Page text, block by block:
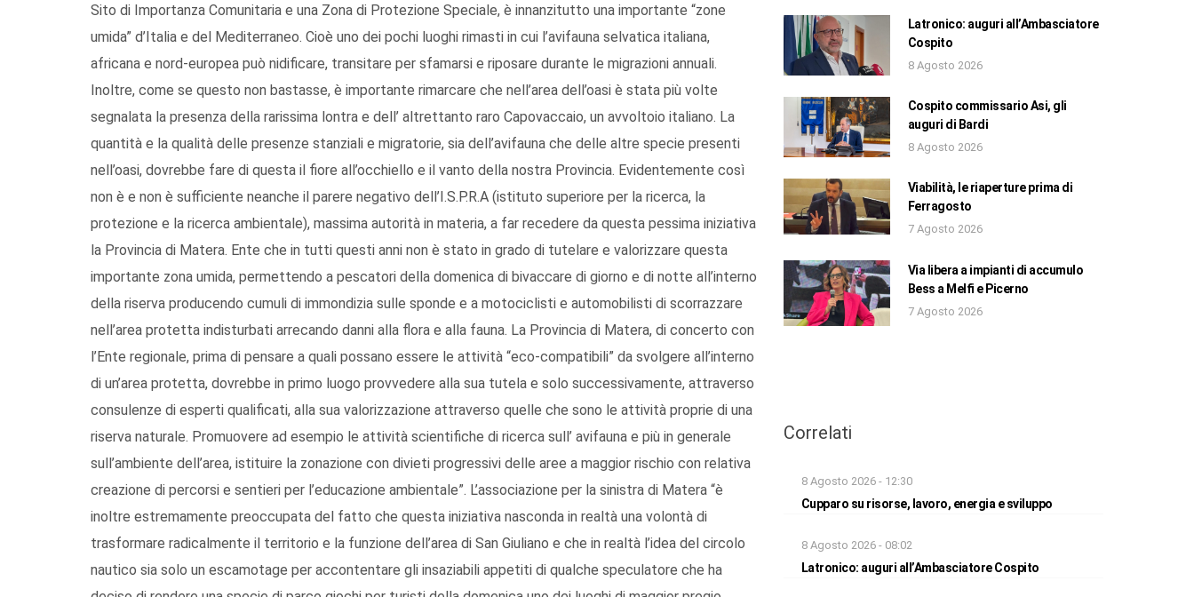
Sito di Importanza Comunitaria e una Zona di Protezione Speciale, è innanzitutto una importante “zone
umida” d’Italia e del Mediterraneo. Cioè uno dei pochi luoghi rimasti in cui l’avifauna selvatica italiana,
africana e nord-europea può nidificare, transitare per sfamarsi e riposare durante le migrazioni annuali.
Inoltre, come se questo non bastasse, è importante rimarcare che nell’area dell’oasi è stata più volte
segnalata la presenza della rarissima lontra e dell’ altrettanto raro Capovaccaio, un avvoltoio italiano. La
quantità e la qualità delle presenze stanziali e migratorie, sia dell’avifauna che delle altre specie presenti
nell’oasi, dovrebbe fare di questa il fiore all’occhiello e il vanto della nostra Provincia. Evidentemente così
non è e non è sufficiente neanche il parere negativo dell’I.S.P.R.A (istituto superiore per la ricerca, la
protezione e la ricerca ambientale), massima autorità in materia, a far recedere da questa pessima iniziativa
la Provincia di Matera. Ente che in tutti questi anni non è stato in grado di tutelare e valorizzare questa
importante zona umida, permettendo a pescatori della domenica di bivaccare di giorno e di notte all’interno
della riserva producendo cumuli di immondizia sulle sponde e a motociclisti e automobilisti di scorrazzare
nell’area protetta indisturbati arrecando danni alla flora e alla fauna. La Provincia di Matera, di concerto con
l’Ente regionale, prima di pensare a quali possano essere le attività “eco-compatibili” da svolgere all’interno
di un’area protetta, dovrebbe in primo luogo provvedere alla sua tutela e solo successivamente, attraverso
consulenze di esperti qualificati, alla sua valorizzazione attraverso quelle che sono le attività proprie di una
riserva naturale. Promuovere ad esempio le attività scientifiche di ricerca sull’ avifauna e più in generale
sull’ambiente dell’area, istituire la zonazione con divieti progressivi delle aree a maggior rischio con relativa
creazione di percorsi e sentieri per l’educazione ambientale”. L’associazione per la sinistra di Matera “è
inoltre estremamente preoccupata del fatto che questa iniziativa nasconda in realtà una volontà di
trasformare radicalmente il territorio e la funzione dell’area di San Giuliano e che in realtà l’idea del circolo
nautico sia solo un escamotage per accontentare gli insaziabili appetiti di qualche speculatore che ha
Latronico: auguri all’Ambasciatore
Cospito
8 Agosto 2026
Cospito commissario Asi, gli
auguri di Bardi
8 Agosto 2026
Viabilità, le riaperture prima di
Ferragosto
7 Agosto 2026
Via libera a impianti di accumulo
Bess a Melfi e Picerno
7 Agosto 2026
Correlati
8 Agosto 2026 - 12:30
Cupparo su risorse, lavoro, energia e sviluppo
8 Agosto 2026 - 08:02
Latronico: auguri all’Ambasciatore Cospito